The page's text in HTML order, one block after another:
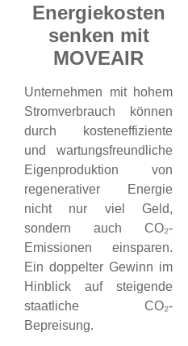
Energiekosten
senken mit
MOVEAIR
Unternehmen mit hohem
Stromverbrauch können
durch kosteneffiziente
und wartungsfreundliche
Eigenproduktion von
regenerativer Energie
nicht nur viel Geld,
sondern auch CO₂-
Emissionen einsparen.
Ein doppelter Gewinn im
Hinblick auf steigende
staatliche CO₂-
Bepreisung.